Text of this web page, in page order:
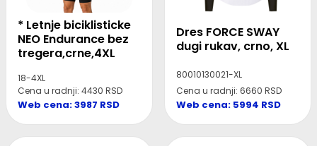
* Letnje biciklisticke
NEO Endurance bez
tregera,crne,4XL
18-4XL
Cena u radnji: 4430 RSD
Web cena: 3987 RSD
Dres FORCE SWAY
dugi rukav, crno, XL
80010130021-XL
Cena u radnji: 6660 RSD
Web cena: 5994 RSD